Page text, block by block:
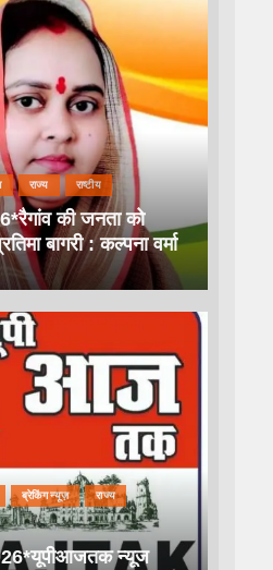
राज्य राष्टीय
की जनता को
बागरी : कल्पना वर्मा
ब्रेकिंग न्यूज़ राज्य
न्यूज